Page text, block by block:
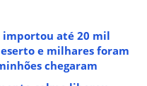
importou até 20 mil
e milhares foram
chegaram